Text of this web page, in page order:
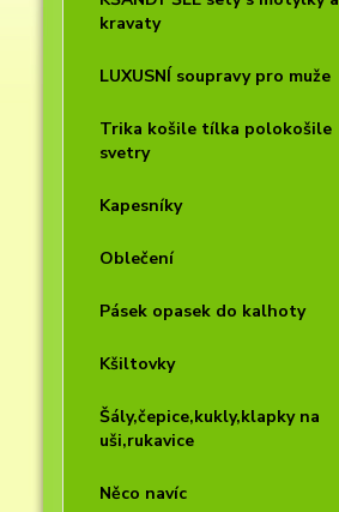
kravaty
LUXUSNÍ soupravy pro muže
Trika košile tílka polokošile
svetry
Kapesníky
Oblečení
Pásek opasek do kalhoty
Kšiltovky
Šály,čepice,kukly,klapky na
uši,rukavice
Něco navíc